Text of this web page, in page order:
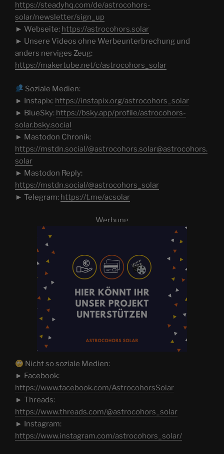
https://steadyhq.com/de/astrocohors-
solar/newsletter/sign_up
► Webseite: https://astrocohors.solar
► Unsere Videos ohne Werbeunterbrechung und
anders nerviges Zeug:
https://makertube.net/c/astrocohors_solar
Soziale Medien:
► Instapix: https://instapix.org/astrocohors_solar
► BlueSky: https://bsky.app/profile/astrocohors-
solar.bsky.social
► Mastodon Chronik:
https://mstdn.social/@astrocohors.solar@astrocohors.
solar
► Mastodon Reply:
https://mstdn.social/@astrocohors_solar
► Telegram: https://t.me/acsolar
Werbung
Nicht so soziale Medien:
► Facebook:
https://www.facebook.com/AstrocohorsSolar
► Threads:
https://www.threads.com/@astrocohors_solar
► Instagram:
https://www.instagram.com/astrocohors_solar/